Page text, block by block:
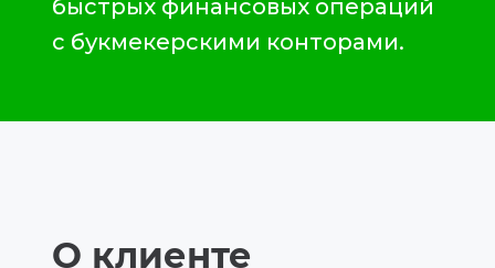
быстрых финансовых операций
с букмекерскими конторами.
О клиенте